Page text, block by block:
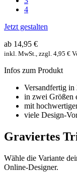
4
Jetzt gestalten
ab 14,95 €
inkl. MwSt., zzgl. 4,95 €
Infos zum Produkt
Versandfertig in
in zwei Größen
mit
viele Design-
Graviertes
Wähle die Variante
Online-Designer.